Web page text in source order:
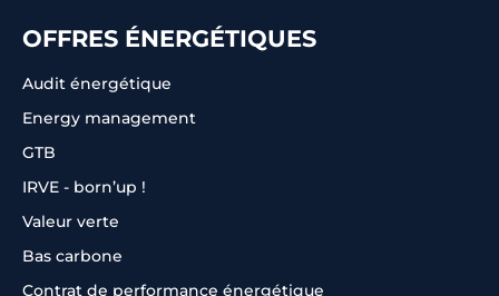
OFFRES ÉNERGÉTIQUES
Audit énergétique
Energy management
GTB
IRVE - born’up !
Valeur verte
Bas carbone
Contrat de performance énergétique